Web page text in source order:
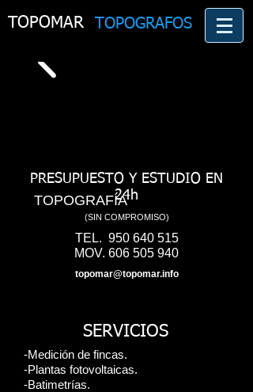
TOPOMAR TOPOGRAFOS
TOPOGRAFÍA
PRESUPUESTO Y ESTUDIO EN
24h
(SIN COMPROMISO)
TEL. 950 640 515
MOV. 606 505 940
topomar@topomar.info
SERVICIOS
-Medición de fincas.
-Plantas fotovoltaicas.
-Batimetrías.